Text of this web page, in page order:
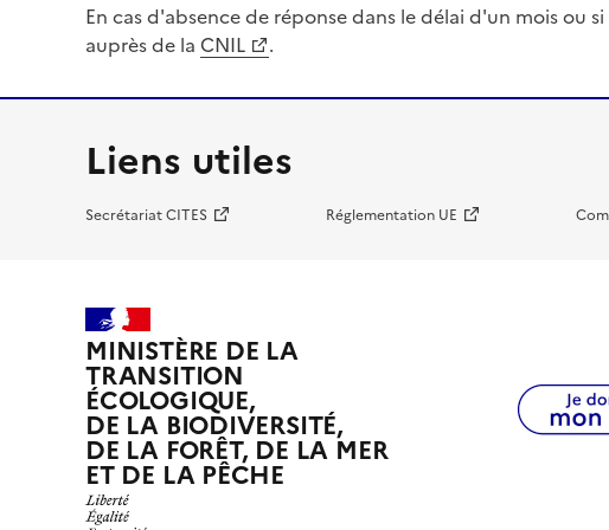
En cas d'absence de réponse dans le délai d'un mois ou
auprès de la CNIL .
Liens utiles
Secrétariat CITES Réglementation UE
MINISTÈRE DE LA
TRANSITION
ÉCOLOGIQUE,
DE LA BIODIVERSITÉ,
DE LA FORÊT, DE LA MER
ET DE LA PÊCHE